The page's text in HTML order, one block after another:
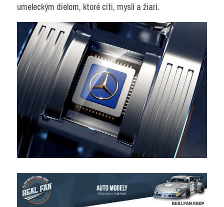
umeleckým dielom, ktoré cíti, myslí a žiari.